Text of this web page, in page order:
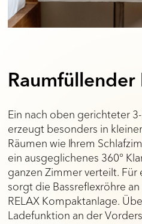
Raumfüllender
Ein nach oben gerichteter
erzeugt besonders in
Räumen wie Ihrem
ein ausgeglichenes 360°
ganzen Zimmer verteilt. Für
sorgt die Bassreflexröhre
RELAX Kompaktanlage.
Ladefunktion an der